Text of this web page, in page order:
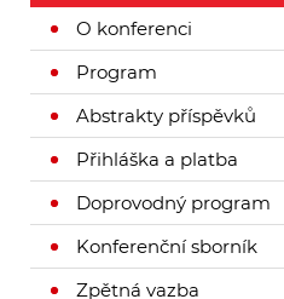
O konferenci
Program
Abstrakty příspěvků
Přihláška a platba
Doprovodný program
Konferenční sborník
Zpětná vazba